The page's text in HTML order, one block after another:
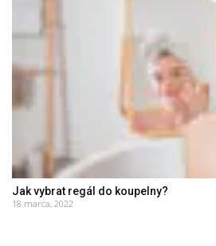
Jak vybrat regál do koupelny?
18 marca, 2022